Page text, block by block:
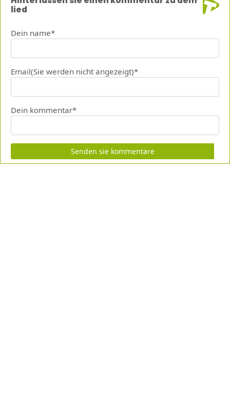
lied
Dein name*
Email(Sie werden nicht angezeigt)*
Dein kommentar*
Senden sie kommentare